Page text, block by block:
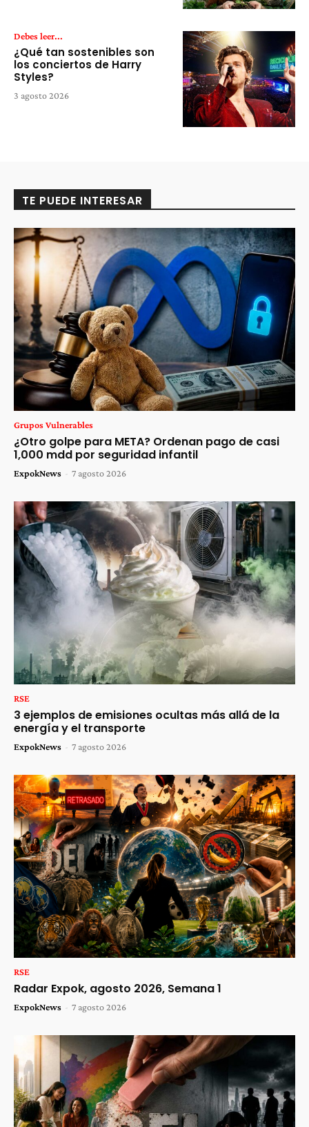
Debes leer...
¿Qué tan sostenibles son
los conciertos de Harry
Styles?
3 agosto 2026
TE PUEDE INTERESAR
Grupos Vulnerables
¿Otro golpe para META? Ordenan pago de casi
1,000 mdd por seguridad infantil
ExpokNews - 7 agosto 2026
RSE
3 ejemplos de emisiones ocultas más allá de la
energía y el transporte
ExpokNews - 7 agosto 2026
RSE
Radar Expok, agosto 2026, Semana 1
ExpokNews - 7 agosto 2026